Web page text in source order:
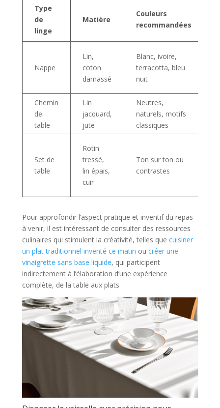
Type
de
linge
Matière
Couleurs
recommandées
Nappe
Lin,
coton
damassé
Blanc, ivoire,
terracotta, bleu
nuit
Chemin
de
table
Lin
jacquard,
jute
Neutres,
naturels, motifs
classiques
Set de
table
Rotin
tressé,
lin épais,
cuir
Ton sur ton ou
contrastes
Pour approfondir l’aspect pratique et inventif du repas
à venir, il est intéressant de consulter des ressources
culinaires qui stimulent la créativité, telles que cuisiner
un plat traditionnel inventé ce matin ou créer une
vinaigrette sans base liquide, qui participent
indirectement à l’élaboration d’une expérience
complète, de la table aux plats.